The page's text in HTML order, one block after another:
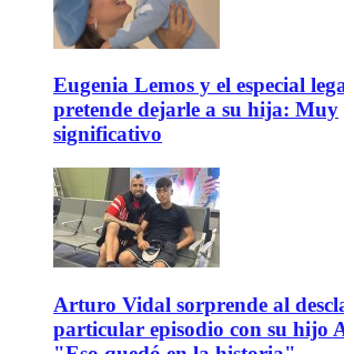
Eugenia Lemos y el especial
pretende dejarle a su hija: Muy
significativo
Arturo Vidal sorprende al
particular episodio con su hijo